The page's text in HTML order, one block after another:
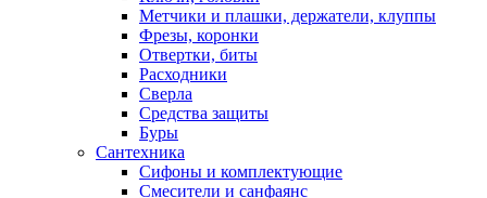
Метчики и плашки, держатели, клуппы
Фрезы, коронки
Отвертки, биты
Расходники
Сверла
Средства защиты
Буры
Сантехника
Сифоны и комплектующие
Смесители и санфаянс